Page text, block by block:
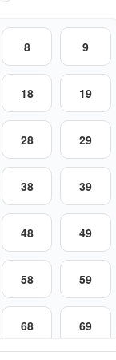
8 9
18 19
28 29
38 39
48 49
58 59
68 69